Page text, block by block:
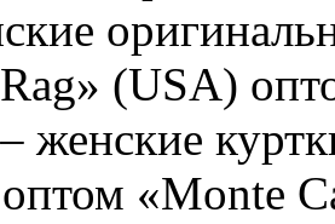
(USA)
женские
«Monte